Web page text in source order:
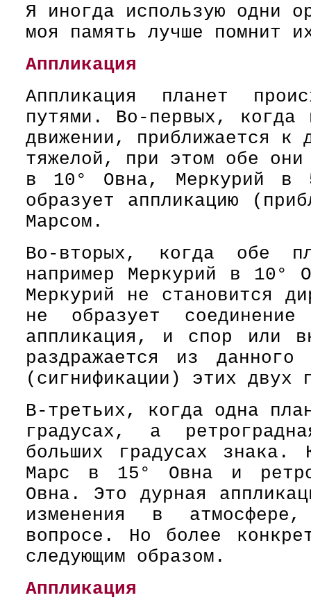
Я иногда использую одни
моя память лучше помнит
Аппликация
Аппликация планет
путями. Во-первых, когда
движении, приближается к
тяжелой, при этом обе
в 10° Овна, Меркурий в
образует аппликацию
Марсом.
Во-вторых, когда обе
например Меркурий в
Меркурий не становится
не образует
аппликация, и спор или
раздражается из
(сигнификации) этих двух
В-третьих, когда одна
градусах, а
больших градусах знака.
Марс в 15° Овна и
Овна. Это дурная
изменения в
вопросе. Но более
следующим образом.
Аппликация